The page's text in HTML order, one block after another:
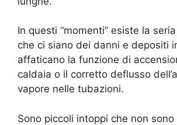
In questi “momenti” esiste la
che ci siano dei danni e depositi
affaticano la funzione di
caldaia o il corretto deflusso
vapore nelle tubazioni.
Sono piccoli intoppi che non